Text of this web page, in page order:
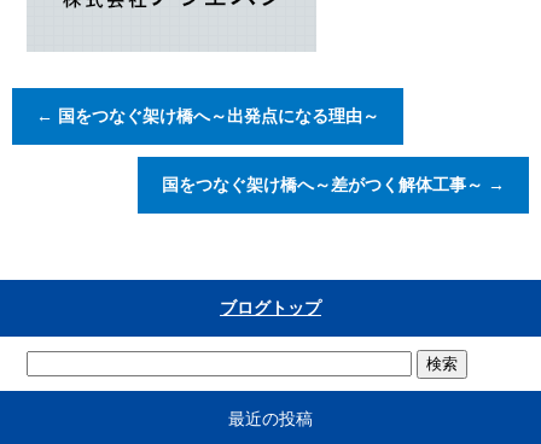
← 国をつなぐ架け橋へ～出発点になる理由～
国をつなぐ架け橋へ～差がつく解体工事～ →
ブログトップ
最近の投稿